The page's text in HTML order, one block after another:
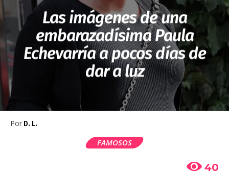
Las imágenes de una
embarazadísima Paula
Echevarría a pocos días de
dar a luz
Por D. L.
FAMOSOS
40